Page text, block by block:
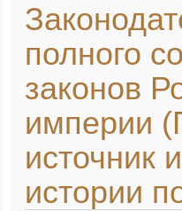
полного
законов
империи
источник
истории